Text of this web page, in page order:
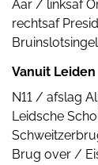
Aar / linksaf
rechtsaf
Vanuit Leiden
N11 / afslag
Leidsche
Brug over /